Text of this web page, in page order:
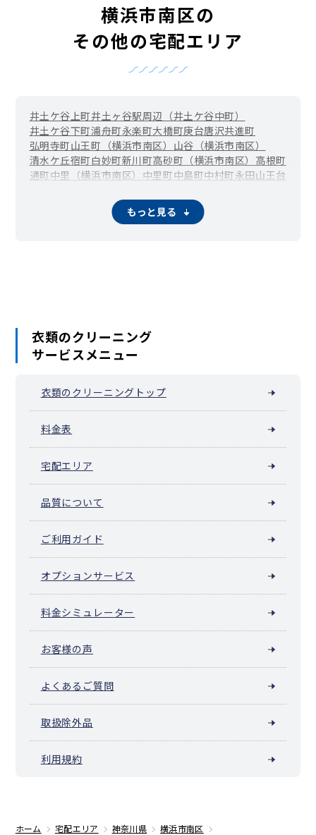
横浜市南区の
その他の宅配エリア
井土ケ谷上町井土ヶ谷駅周辺（井土ケ谷中町）
井土ケ谷下町浦舟町永楽町大橋町庚台唐沢共進町
弘明寺町山王町（横浜市南区） 山谷（横浜市南区）
清水ケ丘宿町白妙町新川町高砂町（横浜市南区） 高根町
通町中里（横浜市南区） 中里町中島町中村町永田山王台
八幡町（横浜市南区）花之木町日枝町
別所中里台堀ノ内町 蒔田町
もっと見る
衣類のクリーニング
サービスメニュー
衣類のクリーニングトップ
料金表
宅配エリア
品質について
ご利用ガイド
オプションサービス
料金シミュレーター
お客様の声
よくあるご質問
取扱除外品
利用規約
ホーム 宅配エリア 神奈川県 横浜市南区